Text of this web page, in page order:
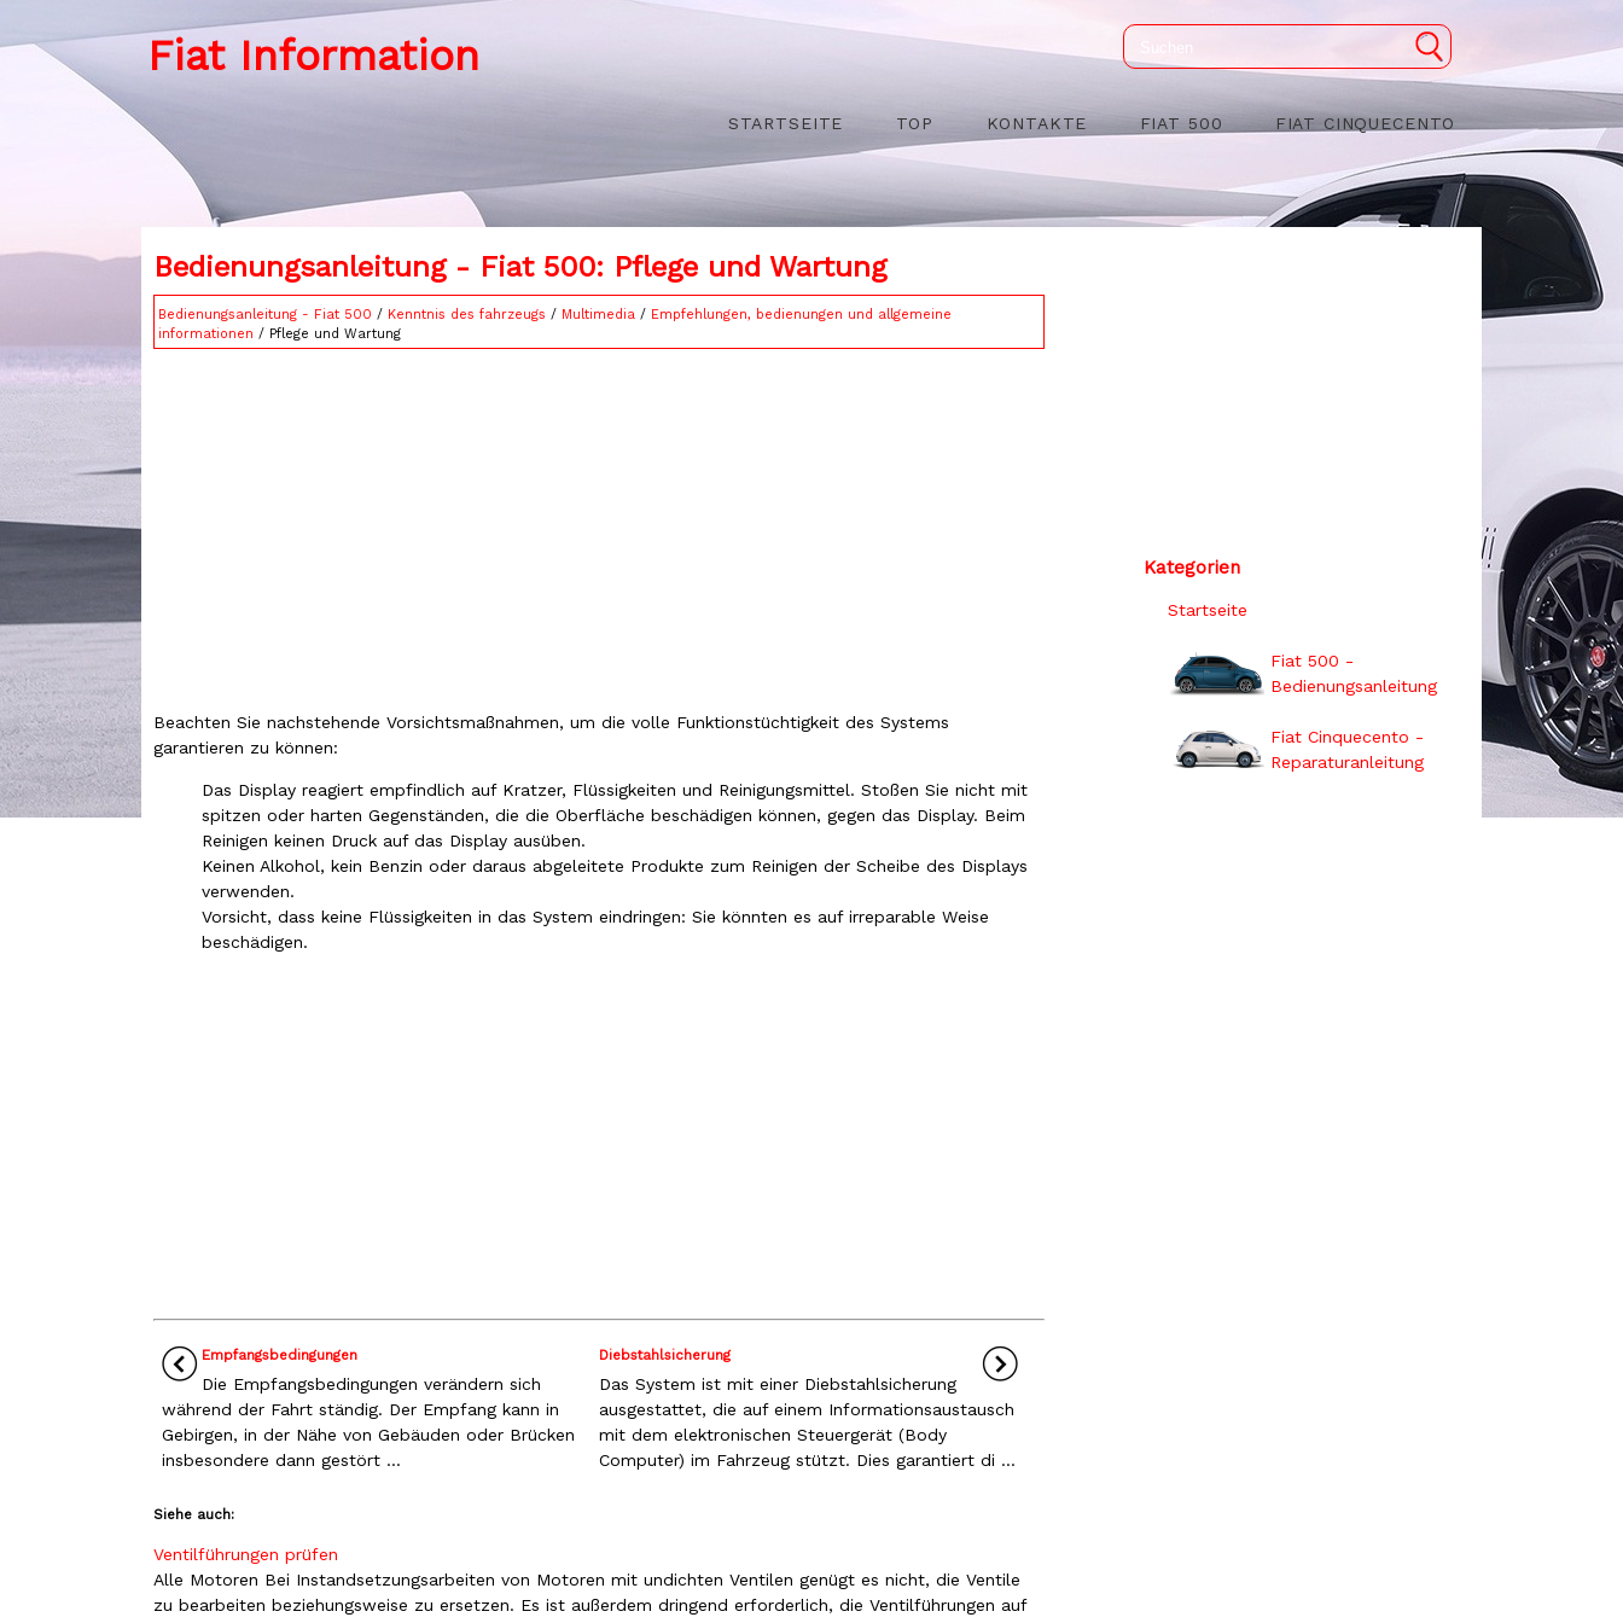
Fiat Information
STARTSEITE TOP KONTAKTE FIAT 500 FIAT CINQUECENTO
Bedienungsanleitung - Fiat 500: Pflege und Wartung
Bedienungsanleitung - Fiat 500 / Kenntnis des fahrzeugs / Multimedia / Empfehlungen, bedienungen und allgemeine
informationen / Pflege und Wartung
Beachten Sie nachstehende Vorsichtsmaßnahmen, um die volle Funktionstüchtigkeit des Systems
garantieren zu können:
Das Display reagiert empfindlich auf Kratzer, Flüssigkeiten und Reinigungsmittel. Stoßen Sie nicht mit
spitzen oder harten Gegenständen, die die Oberfläche beschädigen können, gegen das Display. Beim
Reinigen keinen Druck auf das Display ausüben.
Keinen Alkohol, kein Benzin oder daraus abgeleitete Produkte zum Reinigen der Scheibe des Displays
verwenden.
Vorsicht, dass keine Flüssigkeiten in das System eindringen: Sie könnten es auf irreparable Weise
beschädigen.
Empfangsbedingungen
Die Empfangsbedingungen verändern sich
während der Fahrt ständig. Der Empfang kann in
Gebirgen, in der Nähe von Gebäuden oder Brücken
insbesondere dann gestört ...
Diebstahlsicherung
Das System ist mit einer Diebstahlsicherung
ausgestattet, die auf einem Informationsaustausch
mit dem elektronischen Steuergerät (Body
Computer) im Fahrzeug stützt. Dies garantiert di ...
Siehe auch:
Ventilführungen prüfen
Alle Motoren Bei Instandsetzungsarbeiten von Motoren mit undichten Ventilen genügt es nicht, die Ventile
zu bearbeiten beziehungsweise zu ersetzen. Es ist außerdem dringend erforderlich, die Ventilführungen auf
Kategorien
Startseite
Fiat 500 -
Bedienungsanleitung
Fiat Cinquecento -
Reparaturanleitung